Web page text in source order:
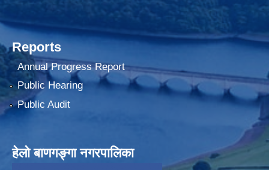
Reports
Annual Progress Report
Public Hearing
Public Audit
हेलाे बाणगङ्गा नगरपालिका